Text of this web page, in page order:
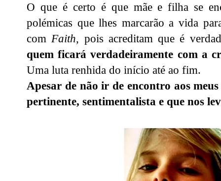
O que é certo é que mãe e filha se
polémicas que lhes marcarão a vida
comFaith, pois acreditam que é
quem ficará verdadeiramente com a
Uma luta renhida do início até ao fim.
Apesar de não ir de encontro aos
pertinente, sentimentalista e que nos